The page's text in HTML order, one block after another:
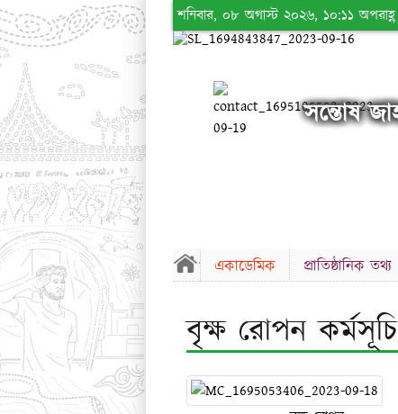
শনিবার, ০৮ অগাস্ট ২০২৬, ১০:১১
সন্তোষ
একাডেমিক প্রাতিষ্ঠানিক তথ্য
বৃক্ষ রোপন কর্মসূচি